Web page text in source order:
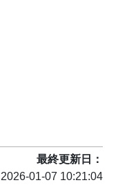
最終更新日
2026-01-07 10:21:04